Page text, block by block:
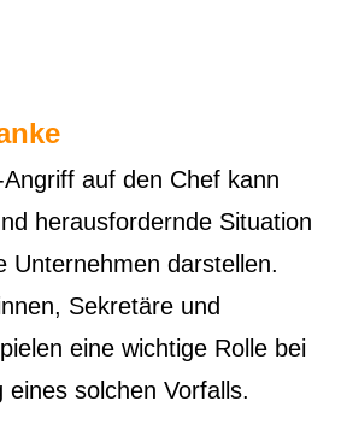
auf den Chef kann
herausfordernde Situation
Unternehmen darstellen.
Sekretäre und
eine wichtige Rolle bei
eines solchen Vorfalls.